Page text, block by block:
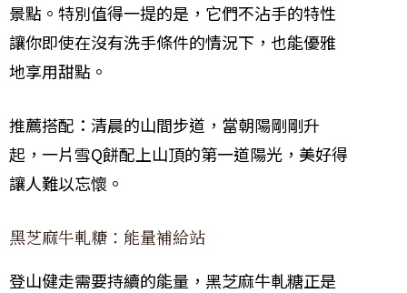
景點。特別值得一提的是，它們不沾手的特性
讓你即使在沒有洗手條件的情況下，也能優雅
地享用甜點。
推薦搭配：清晨的山間步道，當朝陽剛剛升
起，一片雪Q餅配上山頂的第一道陽光，美好得
讓人難以忘懷。
黑芝麻牛軋糖：能量補給站
登山健走需要持續的能量，黑芝麻牛軋糖正是